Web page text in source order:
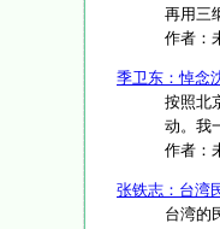
再用三
作者：
季卫东：悼念
按照北
动。我
作者：
张铁志：台湾
台湾的